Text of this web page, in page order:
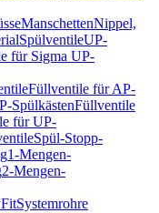
ManschettenNippel,
SpülventileUP-
für Sigma UP-
Füllventile für AP-
SpülkästenFüllventile
für UP-
Spül-Stopp-
1-Mengen-
2-Mengen-
Systemrohre